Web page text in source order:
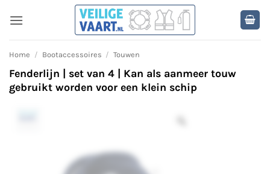
naar
inhoud
Home / Bootaccessoires / Touwen
Fenderlijn | set van 4 | Kan als aanmeer touw
gebruikt worden voor een klein schip